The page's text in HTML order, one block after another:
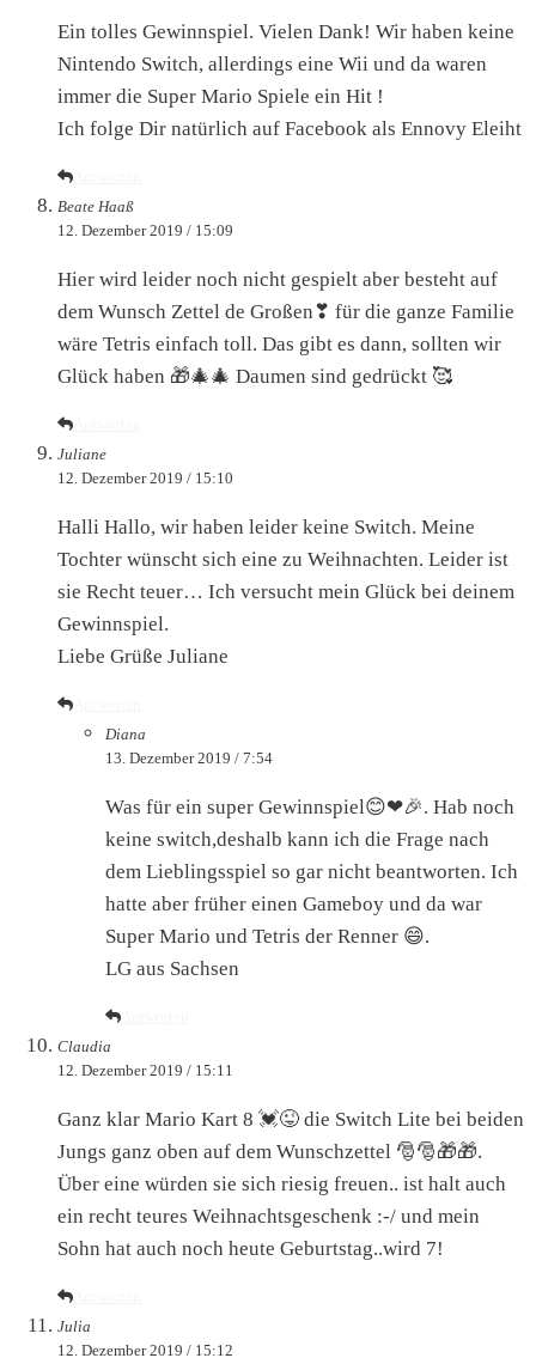
Ein tolles Gewinnspiel. Vielen Dank! Wir haben keine
Nintendo Switch, allerdings eine Wii und da waren
immer die Super Mario Spiele ein Hit !
Ich folge Dir natürlich auf Facebook als Ennovy Eleiht
Beate Haaß
12. Dezember 2019 / 15:09
Hier wird leider noch nicht gespielt aber besteht auf
dem Wunsch Zettel de Großen❣ für die ganze Familie
wäre Tetris einfach toll. Das gibt es dann, sollten wir
Glück haben 🎁🎄🎄 Daumen sind gedrückt 🥰
Juliane
12. Dezember 2019 / 15:10
Halli Hallo, wir haben leider keine Switch. Meine
Tochter wünscht sich eine zu Weihnachten. Leider ist
sie Recht teuer… Ich versucht mein Glück bei deinem
Gewinnspiel.
Liebe Grüße Juliane
Diana
13. Dezember 2019 / 7:54
Was für ein super Gewinnspiel😊❤🎉. Hab noch
keine switch,deshalb kann ich die Frage nach
dem Lieblingsspiel so gar nicht beantworten. Ich
hatte aber früher einen Gameboy und da war
Super Mario und Tetris der Renner 😄.
LG aus Sachsen
Claudia
12. Dezember 2019 / 15:11
Ganz klar Mario Kart 8 💓😜 die Switch Lite bei beiden
Jungs ganz oben auf dem Wunschzettel 🎅🎅🎁🎁.
Über eine würden sie sich riesig freuen.. ist halt auch
ein recht teures Weihnachtsgeschenk :-/ und mein
Sohn hat auch noch heute Geburtstag..wird 7!
Julia
12. Dezember 2019 / 15:12